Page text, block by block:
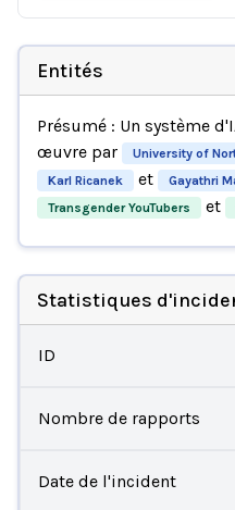
Entités
Présumé : Un système
œuvre par
University of
Karl Ricanek et Gayathri
Transgender YouTubers et
Statistiques
ID
Nombre de rapports
Date de l'incident